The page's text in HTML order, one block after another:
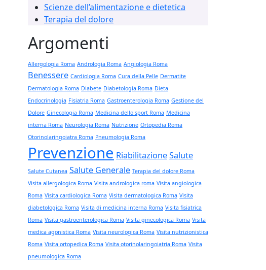
Scienze dell’alimentazione e dietetica
Terapia del dolore
Argomenti
Allergologia Roma Andrologia Roma Angiologia Roma
Benessere Cardiologia Roma Cura della Pelle Dermatite
Dermatologia Roma Diabete Diabetologia Roma Dieta
Endocrinologia Fisiatria Roma Gastroenterologia Roma Gestione del
Dolore Ginecologia Roma Medicina dello sport Roma Medicina
interna Roma Neurologia Roma Nutrizione Ortopedia Roma
Otorinolaringoiatra Roma Pneumologia Roma
Prevenzione RiabilitazioneSalute
Salute Cutanea Salute Generale Terapia del dolore Roma
Visita allergologica Roma Visita andrologica roma Visita angiologica
Roma Visita cardiologica Roma Visita dermatologica Roma Visita
diabetologica Roma Visita di medicina interna Roma Visita fisiatrica
Roma Visita gastroenterologica Roma Visita ginecologica Roma Visita
medica agonistica Roma Visita neurologica Roma Visita nutrizionistica
Roma Visita ortopedica Roma Visita otorinolaringoiatria Roma Visita
pneumologica Roma